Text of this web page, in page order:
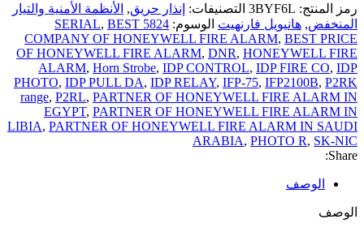
رمز المنتج: 3BYF6L التصنيفات: إنذار حريق, الأنظمة الأمنية والتيار
المنخفض, هانيويل فارنهيت الوسوم: 5824 SERIAL
, BEST
COMPANY OF HONEYWELL FIRE ALARM, BEST PRICE
OF HONEYWELL FIRE ALARM, DNR, HONEYWELL FIRE
ALARM, Horn Strobe, IDP CONTROL, IDP FIRE CO, IDP
PHOTO, IDP PULL DA, IDP RELAY, IFP-75, IFP2100B, P2RK
range, P2RL, PARTNER OF HONEYWELL FIRE ALARM IN
EGYPT, PARTNER OF HONEYWELL FIRE ALARM IN
LIBIA, PARTNER OF HONEYWELL FIRE ALARM IN SAUDI
ARABIA, PHOTO R, SK-NIC
Share:
الوصف
الوصف